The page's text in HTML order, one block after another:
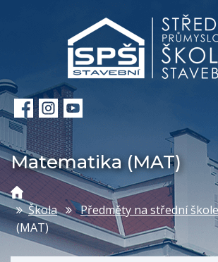
Matematika (MAT)
Škola Předměty na střední škole
(MAT)